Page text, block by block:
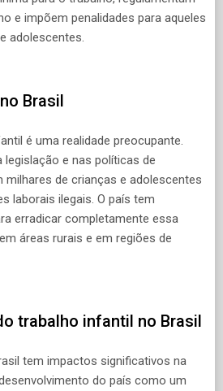
e impõem penalidades para aqueles
adolescentes.
Brasil
é uma realidade preocupante.
e nas políticas de
milhares de crianças e adolescentes
laborais ilegais. O país tem
erradicar completamente essa
áreas rurais e em regiões de
trabalho infantil no Brasil
tem impactos significativos na
do país como um